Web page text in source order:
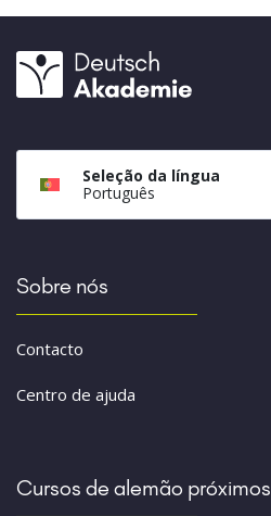
Seleção da língua
Português
Sobre nós
Contacto
Centro de ajuda
Cursos de alemão próximos